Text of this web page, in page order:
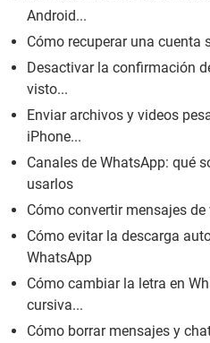
Android...
Cómo recuperar una cuenta
Desactivar la confirmación
visto...
Enviar archivos y videos
iPhone...
Canales de WhatsApp: qué
usarlos
Cómo convertir mensajes
Cómo evitar la descarga
WhatsApp
Cómo cambiar la letra en
cursiva...
Cómo borrar mensajes y